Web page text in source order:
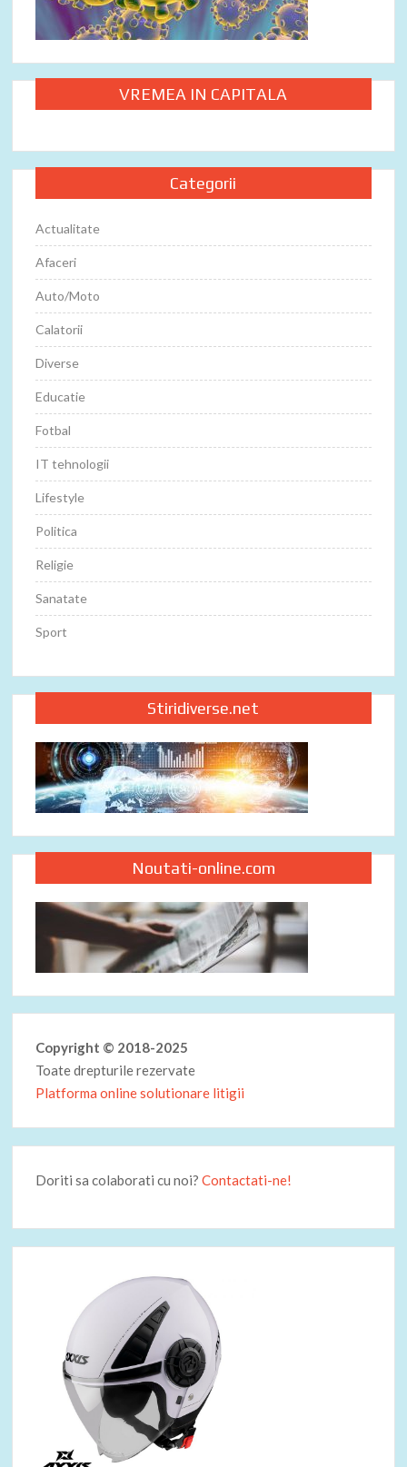
VREMEA IN CAPITALA
Categorii
Actualitate
Afaceri
Auto/Moto
Calatorii
Diverse
Educatie
Fotbal
IT tehnologii
Lifestyle
Politica
Religie
Sanatate
Sport
Stiridiverse.net
Noutati-online.com
Copyright © 2018-2025
Toate drepturile rezervate
Platforma online solutionare litigii
Doriti sa colaborati cu noi?Contactati-ne!